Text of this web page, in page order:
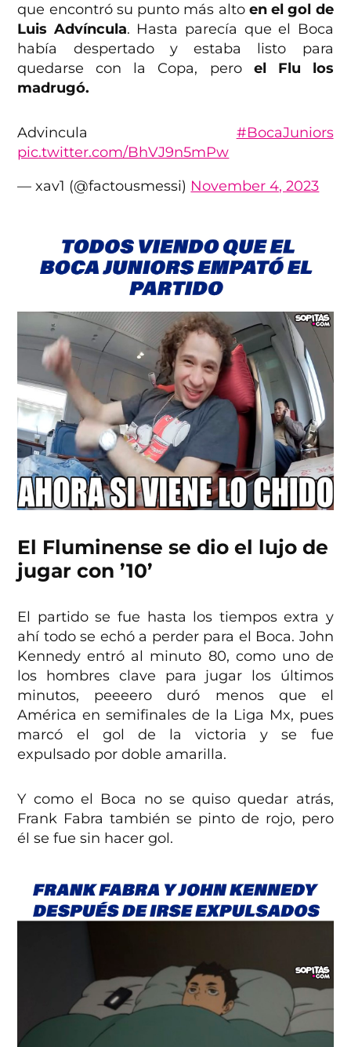
que encontró su punto más alto en el gol de
Luis Advíncula. Hasta parecía que el Boca
había despertado y estaba listo para
quedarse con la Copa, peroel Flu los
madrugó.
Advincula #BocaJuniors
pic.twitter.com/BhVJ9n5mPw
— xav1 (@factousmessi) November 4, 2023
El Fluminense se dio el lujo de
jugar con ’10’
El partido se fue hasta los tiempos extra y
ahí todo se echó a perder para el Boca. John
Kennedy entró al minuto 80, como uno de
los hombres clave para jugar los últimos
minutos, peeeero duró menos que el
América en semifinales de la Liga Mx, pues
marcó el gol de la victoria y se fue
expulsado por doble amarilla.
Y como el Boca no se quiso quedar atrás,
Frank Fabra también se pinto de rojo, pero
él se fue sin hacer gol.